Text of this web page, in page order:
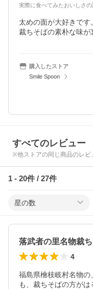
実際に食べてみたおいしさの
太めの面が大好きで
裁ちそばの素朴な味が
購入したストア
Smile Spoon
すべてのレビュー
※他ストアの同じ商品のレビ
1 - 20件 / 27件
星の数
落武者の里名物裁
4
福島県檜枝岐村名物
も、裁ちそばの方がは